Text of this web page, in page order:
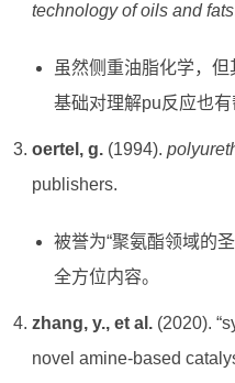
technology of oils and fats
虽然侧重油脂化学，
基础对理解pu反应也有
oertel, g.(1994).
publishers.
被誉为“聚氨酯领域的
全方位内容。
zhang, y., et al.(2020).
novel amine-based